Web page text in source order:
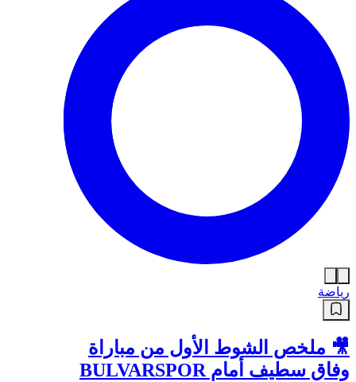
رياضة
🎥 ملخص الشوط الأول من مباراة
وفاق سطيف أمام BULVARSPOR